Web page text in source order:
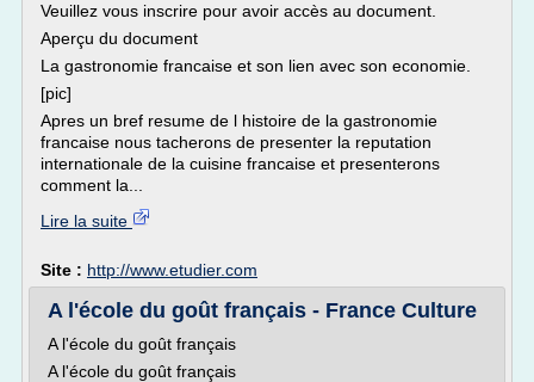
Veuillez vous inscrire pour avoir accès au document.
Aperçu du document
La gastronomie francaise et son lien avec son economie.
[pic]
Apres un bref resume de l histoire de la gastronomie
francaise nous tacherons de presenter la reputation
internationale de la cuisine francaise et presenterons
comment la...
Lire la suite
Site : http://www.etudier.com
A l'école du goût français - France Culture
A l'école du goût français
A l'école du goût français